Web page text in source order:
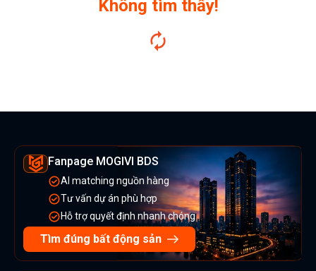
Không tìm thấy!
Fanpage MOGIVI BDS
AI matching nguồn hàng
Tư vấn dự án phù hợp
Hỗ trợ quyết định nhanh chóng
Tìm đúng bất động sản